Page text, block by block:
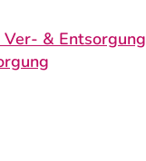
& Entsorgung